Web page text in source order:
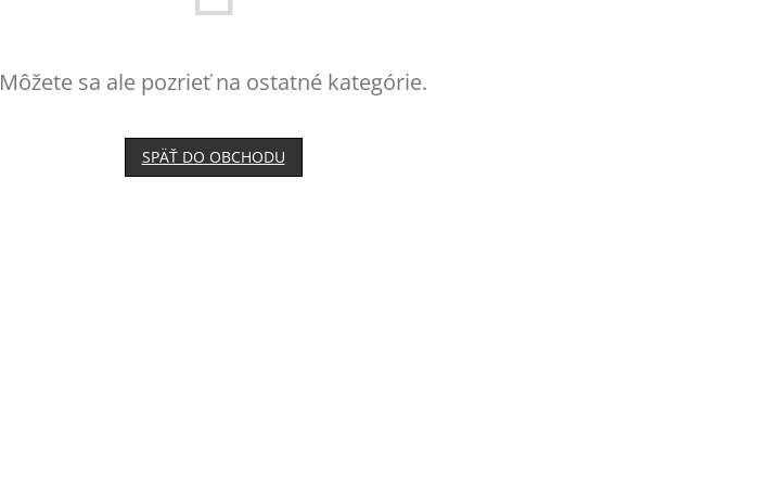
Môžete sa ale pozrieť na ostatné kategórie.
SPÄŤ DO OBCHODU